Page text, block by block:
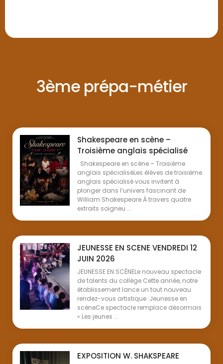
3ème prépa-métier
Shakespeare en scène –
Troisième anglais spécialisé
Shakespeare en scène – Troisième
anglais spécialiséLes élèves de troisième
anglais spécialisé vous invitent à
plonger dans l’univers fascinant de
William Shakespeare.À travers quatre
extraits soigneu ...
JEUNESSE EN SCENE VENDREDI 12
JUIN 2026
JEUNESSE EN SCÈNELe nouveau spectacle
de talents du collège Cette année, notre
établissement lance un tout nouveau
rendez-vous artistique :Jeunesse en
scèneCe spectacle remplace désormais
« Les jeunes ...
EXPOSITION W. SHAKSPEARE